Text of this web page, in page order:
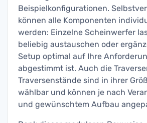
Beispielkonfigurationen.
können alle Komponenten
werden: Einzelne Scheinwerfer
beliebig austauschen oder
Setup optimal auf Ihre
abgestimmt ist. Auch die
Traversenstände sind in ihrer
wählbar und können je nach
und gewünschtem Aufbau